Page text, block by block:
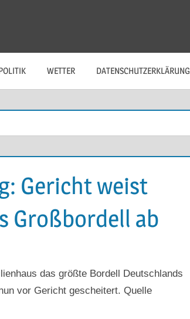
WETTER DATENSCHUTZERKLÄRUNG
Gericht weist
Großbordell ab
das größte Bordell Deutschlands
vor Gericht gescheitert. Quelle